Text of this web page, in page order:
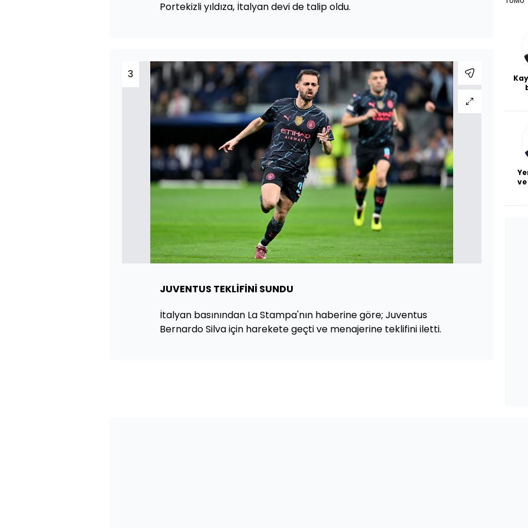
Portekizli yıldıza, İtalyan devi de talip oldu.
3
JUVENTUS TEKLİFİNİ SUNDU
İtalyan basınından La Stampa'nın haberine göre; Juventus
Bernardo Silva için harekete geçti ve menajerine teklifini iletti.